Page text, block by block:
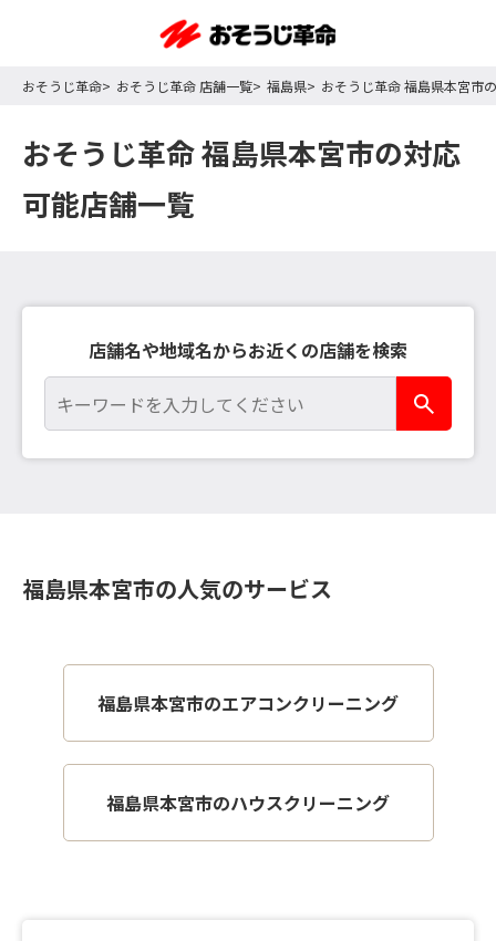
おそうじ革命 おそうじ革命 店舗一覧 福島県 おそうじ革命 福島県本宮市
おそうじ革命 福島県本宮市の対応
可能店舗一覧
店舗名や地域名からお近くの店舗を検索
福島県本宮市の人気のサービス
福島県本宮市のエアコンクリーニング
福島県本宮市のハウスクリーニング